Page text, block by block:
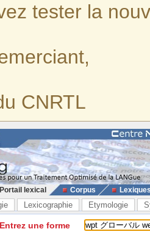
tester la
CNRTL
Portail lexical Corpus
Lexicographie Etymologie
Entrez une forme